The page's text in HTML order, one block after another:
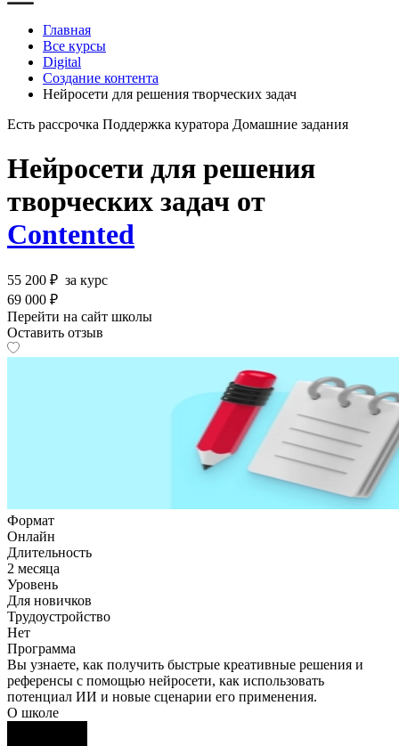
Главная
Все курсы
Digital
Создание контента
Нейросети для решения творческих задач
Есть рассрочка Поддержка куратора Домашние задания
Нейросети для решения
творческих задач от
Contented
55 200 ₽ за курс
69 000 ₽
Перейти на сайт школы
Оставить отзыв
Формат
Онлайн
Длительность
2 месяца
Уровень
Для новичков
Трудоустройство
Нет
Программа
Вы узнаете, как получить быстрые креативные решения и
референсы с помощью нейросети, как использовать
потенциал ИИ и новые сценарии его применения.
О школе